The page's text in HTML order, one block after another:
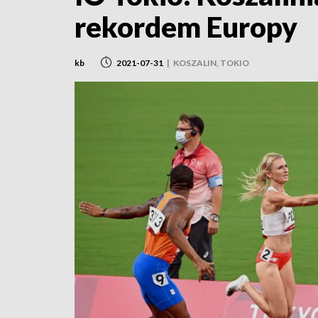
rekordem Europy
kb 2021-07-31 | KOSZALIN, TOKIO